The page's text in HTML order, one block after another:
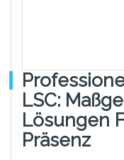
LSC:
Lösungen
Präsenz